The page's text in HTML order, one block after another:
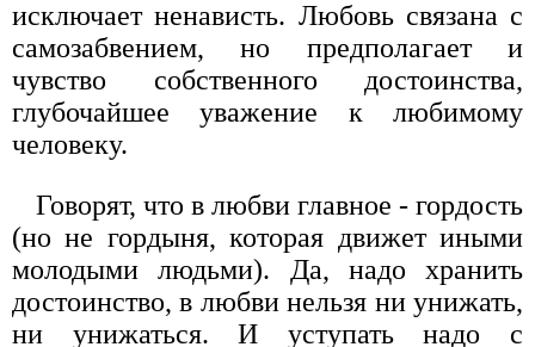
исключает ненависть. Любовь связана с
самозабвением, но предполагает и
чувство собственного достоинства,
глубочайшее уважение к любимому
человеку.
Говорят, что в любви главное - гордость
(но не гордыня, которая движет иными
молодыми людьми). Да, надо хранить
достоинство, в любви нельзя ни унижать,
ни унижаться. И уступать надо с